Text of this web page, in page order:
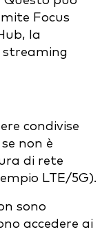
Focus
la
streaming
condivise
non è
di rete
LTE/5G).
sono
accedere ai